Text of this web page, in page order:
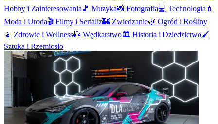
Hobby i Zainteresowania 🎵 Muzyka📸 Fotografia💻 Technologia 💄
Moda i Uroda🎬 Filmy i Serializ🏰 Zwiedzanie🌿 Ogród i Rośliny
🧘 Zdrowie i Wellness🎣 Wędkarstwo🏛️ Historia i Dziedzictwo🖌️
Sztuka i Rzemiosło